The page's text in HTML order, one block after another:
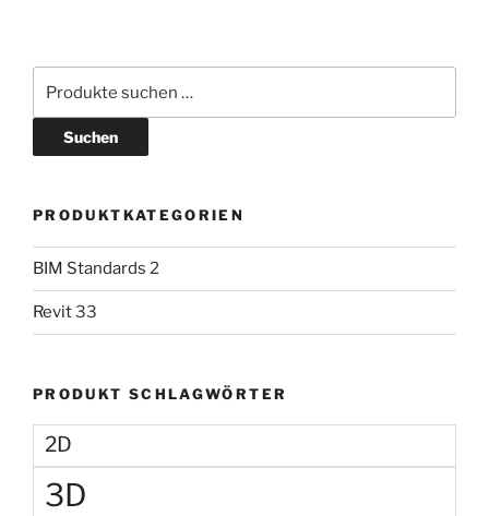
Suchen
PRODUKTKATEGORIEN
BIM Standards 2
Revit33
PRODUKT SCHLAGWÖRTER
2D
3D